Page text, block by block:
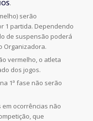
.
serão
1 partida. Dependendo
de suspensão poderá
Organizadora.
vermelho, o atleta
dos jogos.
1ª fase não serão
ocorrências não
que